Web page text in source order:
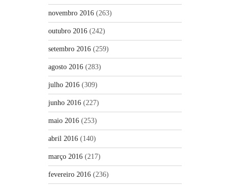
novembro 2016 (263)
outubro 2016 (242)
setembro 2016 (259)
agosto 2016 (283)
julho 2016 (309)
junho 2016 (227)
maio 2016 (253)
abril 2016 (140)
março 2016 (217)
fevereiro 2016 (236)